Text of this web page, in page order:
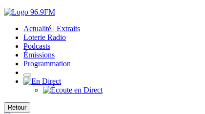
Actualité | Extraits
Loterie Radio
Podcasts
Émissions
Programmation
Retour